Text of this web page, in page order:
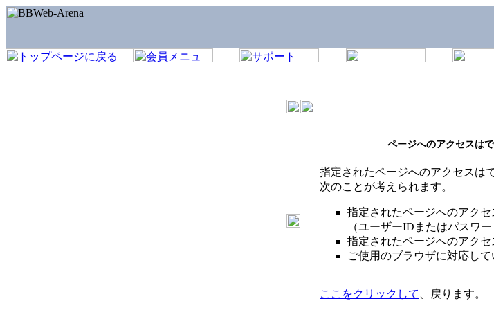
ページへのアクセスはで
指定されたページへのアクセスは
次のことが考えられます。
指定されたページへのアク
（ユーザーIDまたはパスワー
指定されたページへのアク
ご使用のブラウザに対応し
ここをクリックして 、戻ります。